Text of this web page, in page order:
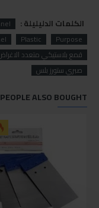
الكلمات الدليليلة :
Purpose
Plastic
قمع بلاستيكي متعدد
صبري ستورز بلس
PEOPLE ALSO BOUGHT